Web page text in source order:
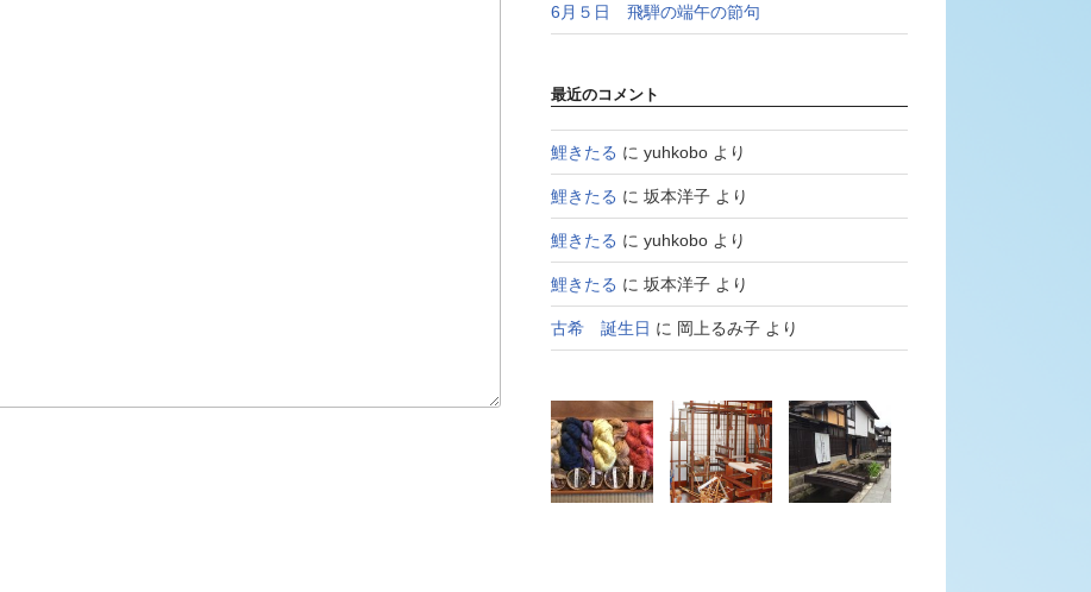
6月５日 飛騨の端午の節句
最近のコメント
鯉きたる に yuhkoboより
鯉きたる に 坂本洋子より
鯉きたる に yuhkoboより
鯉きたる に 坂本洋子より
古希 誕生日 に 岡上るみ子より